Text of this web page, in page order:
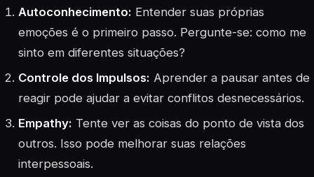
Autoconhecimento: Entender suas próprias
emoções é o primeiro passo. Pergunte-se: como me
sinto em diferentes situações?
Controle dos Impulsos: Aprender a pausar antes de
reagir pode ajudar a evitar conflitos desnecessários.
Empathy: Tente ver as coisas do ponto de vista dos
outros. Isso pode melhorar suas relações
interpessoais.